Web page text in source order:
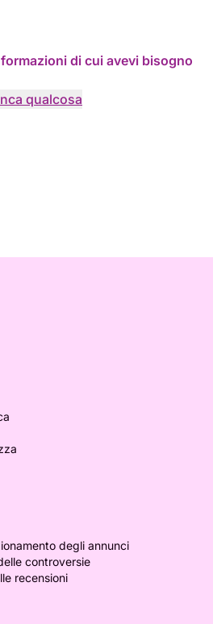
di cui avevi bisogno
qualcosa
degli annunci
controversie
recensioni